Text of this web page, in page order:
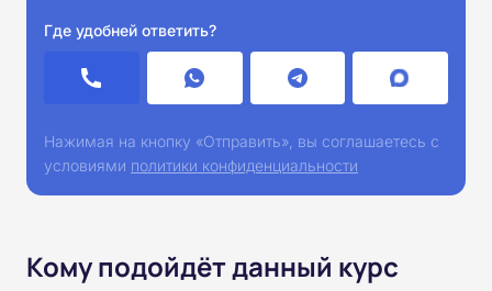
Где удобней ответить?
Нажимая на кнопку «Отправить», вы соглашаетесь с
условиями политики конфиденциальности
Кому подойдёт данный курс